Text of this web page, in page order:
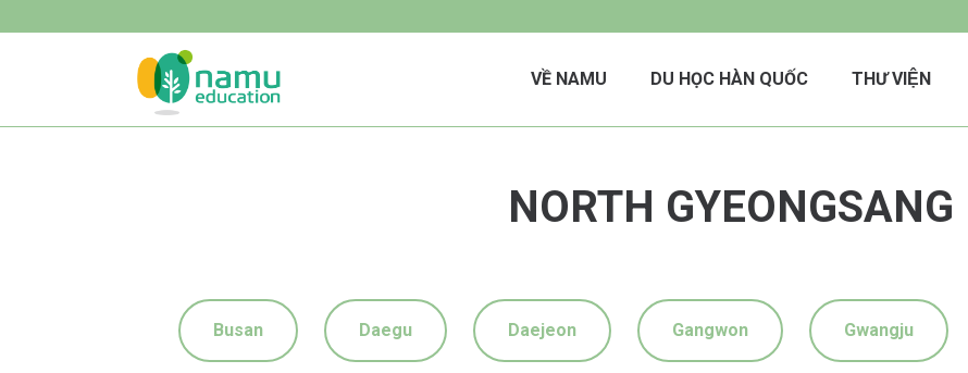
VỀ NAMU DU HỌC HÀN QUỐC THƯ VIỆN
NORTH GYEONGSANG
Busan Daegu Daejeon Gangwon Gwangju